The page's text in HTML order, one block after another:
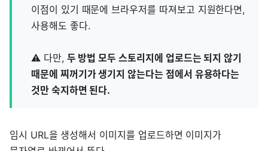
이점이 있기 때문에 브라우저를 따져보고 지원한다면,
사용해도 좋다.
⚠️ 다만, 두 방법 모두 스토리지에 업로드는 되지 않기
때문에 찌꺼기가 생기지 않는다는 점에서 유용하다는
것만 숙지하면 된다.
임시 URL을 생성해서 이미지를 업로드하면 이미지가